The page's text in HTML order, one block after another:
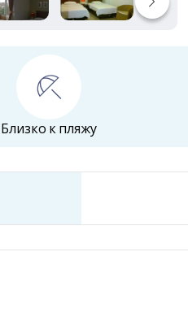
Близко к пляжу